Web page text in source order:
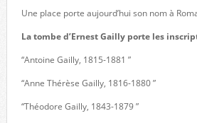
Une place porte aujourd’hui son nom à
La tombe d’Ernest Gailly porte les
“Antoine Gailly, 1815-1881 ”
“Anne Thérèse Gailly, 1816-1880 ”
“Théodore Gailly, 1843-1879 ”